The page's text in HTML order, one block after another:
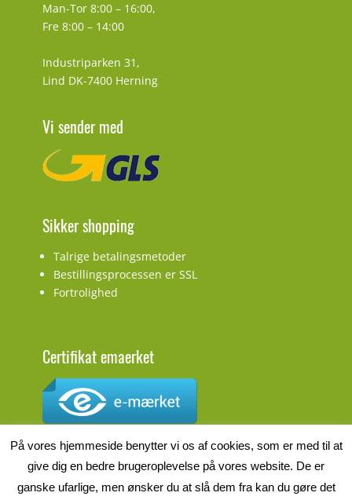
Man-Tor 8:00 – 16:00,
Fre 8:00 – 14:00
Industriparken 31,
Lind DK-7400 Herning
Vi sender med
Sikker shopping
Talrige betalingsmetoder
Bestillingsprocessen er SSL
Fortrolighed
Certifikat emaerket
CVR.nr.: DK27927548
På vores hjemmeside benytter vi os af cookies, som er med til at
give dig en bedre brugeroplevelse på vores website. De er
ganske ufarlige, men ønsker du at slå dem fra kan du gøre det